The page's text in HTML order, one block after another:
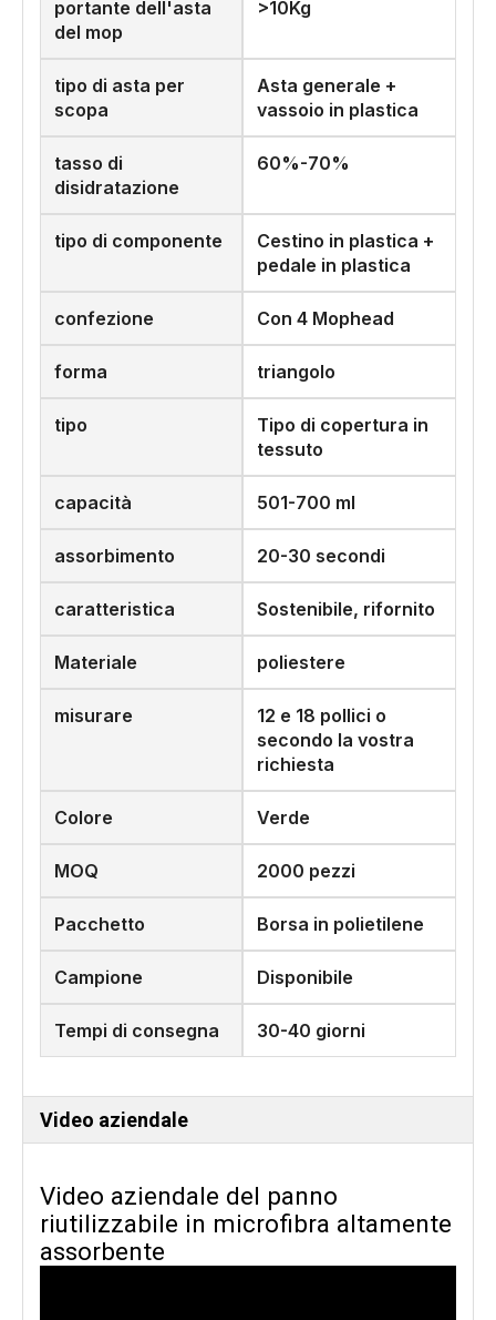
portante dell'asta
del mop
>10Kg
tipo di asta per
scopa
Asta generale +
vassoio in plastica
tasso di
disidratazione
60%-70%
tipo di componente
Cestino in plastica +
pedale in plastica
confezione Con 4 Mophead
forma triangolo
tipo
Tipo di copertura in
tessuto
capacità 501-700 ml
assorbimento 20-30 secondi
caratteristica Sostenibile, rifornito
Materiale poliestere
misurare
12 e 18 pollici o
secondo la vostra
richiesta
Colore Verde
MOQ 2000 pezzi
Pacchetto Borsa in polietilene
Campione Disponibile
Tempi di consegna 30-40 giorni
Video aziendale
Video aziendale del panno
riutilizzabile in microfibra altamente
assorbente